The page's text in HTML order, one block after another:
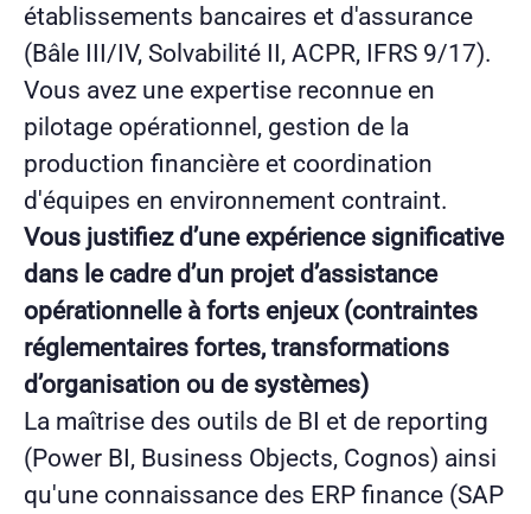
établissements bancaires et d'assurance
(Bâle III/IV, Solvabilité II, ACPR, IFRS 9/17).
Vous avez une expertise reconnue en
pilotage opérationnel, gestion de la
production financière et coordination
d'équipes en environnement contraint.
Vous justifiez d’une expérience significative
dans le cadre d’un projet d’assistance
opérationnelle à forts enjeux (contraintes
réglementaires fortes, transformations
d’organisation ou de systèmes)
La maîtrise des outils de BI et de reporting
(Power BI, Business Objects, Cognos) ainsi
qu'une connaissance des ERP finance (SAP